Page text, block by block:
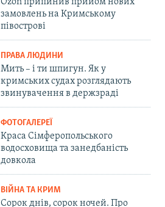
замовлень на Кримському
півострові
ПРАВА ЛЮДИНИ
Мить – і ти шпигун. Як у
кримських судах розглядають
звинувачення в держзраді
ФОТОГАЛЕРЕЇ
Краса Сімферопольського
водосховища та занедбаність
довкола
ВІЙНА ТА КРИМ
Сорок днів, сорок ночей. Про